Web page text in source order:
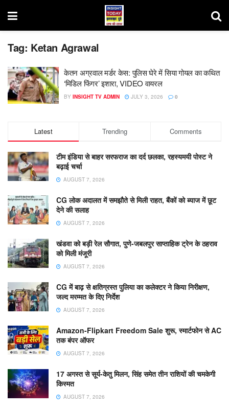
Tag: Ketan Agrawal
केतन अग्रवाल मर्डर केस: पुलिस घेरे में सिया गोयल का कथित
‘मिडिल फिंगर’ इशारा, VIDEO वायरल
BY INSIGHT TV ADMIN JULY 3, 2026 0
Latest Trending Comments
टीम इंडिया से बाहर सरफराज का दर्द छलका, रहस्यमयी पोस्ट ने
बढ़ाई चर्चा
AUGUST 7, 2026
CG लोक अदालत में समझौते से मिली राहत, बैंकों को ब्याज में छूट
देने की सलाह
AUGUST 7, 2026
खंडवा को बड़ी रेल सौगात, पुणे-जबलपुर साप्ताहिक ट्रेन के ठहराव
को मिली मंजूरी
AUGUST 7, 2026
CG में बाढ़ से क्षतिग्रस्त पुलिया का कलेक्टर ने किया निरीक्षण,
जल्द मरम्मत के दिए निर्देश
AUGUST 7, 2026
Amazon-Flipkart Freedom Sale शुरू, स्मार्टफोन से AC
तक बंपर ऑफर
AUGUST 7, 2026
17 अगस्त से सूर्य-केतु मिलन, सिंह समेत तीन राशियों की चमकेगी
किस्मत
AUGUST 7, 2026